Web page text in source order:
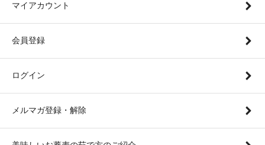
マイアカウント
会員登録
ログイン
メルマガ登録・解除